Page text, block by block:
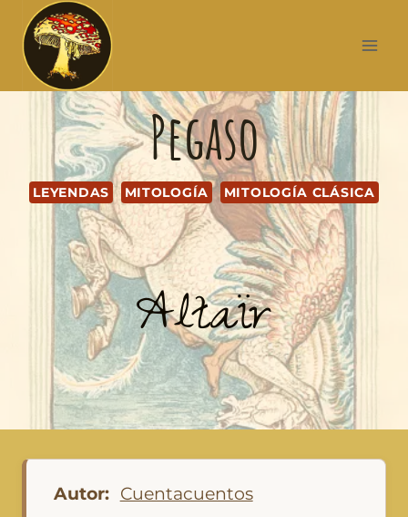
Pegaso
LEYENDAS MITOLOGÍA MITOLOGÍA CLÁSICA
Altaïr
Autor: Cuentacuentos